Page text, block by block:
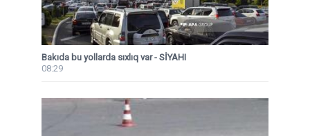
Bakıda bu yollarda sıxlıq var - SİYAHI
08:29